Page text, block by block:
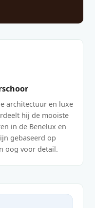
architectuur en luxe
hij de mooiste
in de Benelux en
gebaseerd op
oog voor detail.